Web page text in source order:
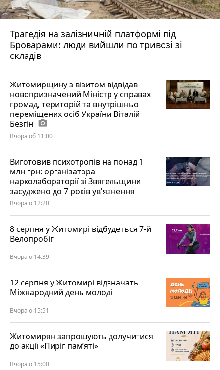
Трагедія на залізничній платформі під
Броварами: люди вийшли по тривозі зі
складів
Житомирщину з візитом відвідав
новопризначений Міністр у справах
громад, територій та внутрішньо
переміщених осіб України Віталій
Безгін photo_camera
Вчора об 11:00
Виготовив психотропів на понад 1
млн грн: організатора
нарколабораторії зі Звягельщини
засуджено до 7 років ув'язнення
Вчора о 12:20
8 серпня у Житомирі відбудеться 7-й
Велопробіг
Вчора о 14:39
12 серпня у Житомирі відзначать
Міжнародний день молоді
Вчора о 15:51
Житомирян запрошують долучитися
до акції «Пиріг пам’яті»
Вчора о 15:00